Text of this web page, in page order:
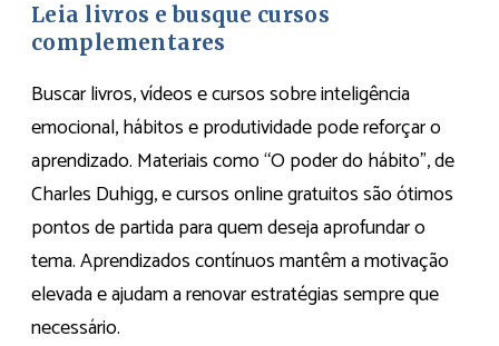
Leia livros e busque cursos
complementares
Buscar livros, vídeos e cursos sobre inteligência
emocional, hábitos e produtividade pode reforçar o
aprendizado. Materiais como “O poder do hábito”, de
Charles Duhigg, e cursos online gratuitos são ótimos
pontos de partida para quem deseja aprofundar o
tema. Aprendizados contínuos mantêm a motivação
elevada e ajudam a renovar estratégias sempre que
necessário.